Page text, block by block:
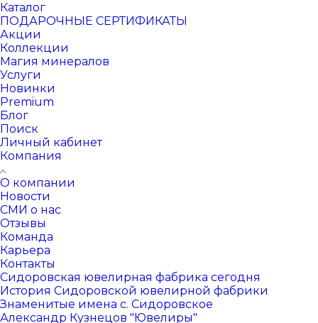
Каталог
ПОДАРОЧНЫЕ СЕРТИФИКАТЫ
Акции
Коллекции
Магия минералов
Услуги
Новинки
Premium
Блог
Поиск
Личный кабинет
Компания
О компании
Новости
СМИ о нас
Отзывы
Команда
Карьера
Контакты
Сидоровская ювелирная фабрика сегодня
История Сидоровской ювелирной фабрики
Знаменитые имена с. Сидоровское
Александр Кузнецов "Ювелиры"